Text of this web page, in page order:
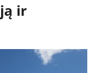
ir